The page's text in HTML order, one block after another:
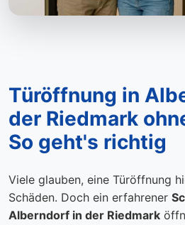
Türöffnung in
der Riedmark
So geht's richtig
Viele glauben, eine Türöffnung
Schäden. Doch ein erfahrener
Alberndorf in der Riedmark